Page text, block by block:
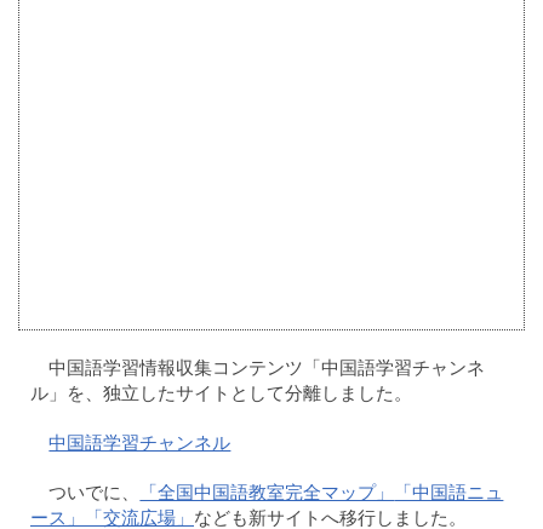
中国語学習情報収集コンテンツ「中国語学習チャンネ
ル」を、独立したサイトとして分離しました。
中国語学習チャンネル
ついでに、 「全国中国語教室完全マップ」
「中国語ニュ
ース」
「交流広場」 なども新サイトへ移行しました。